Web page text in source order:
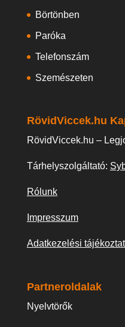
Börtönben
Paróka
Telefonszám
Szemészeten
RövidViccek.hu
RövidViccek.hu –
Tárhelyszolgáltató:
Rólunk
Impresszum
Adatkezelési
Partneroldalak
Nyelvtörők